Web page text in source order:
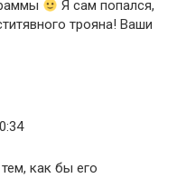
Я сам попался,
трояна! Ваши
как бы его